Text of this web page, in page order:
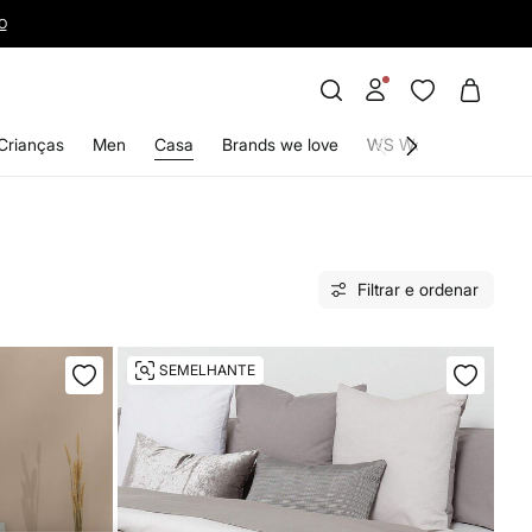
Men Casa Brands we love WS World
Filtrar e ordenar
SEMELHANTE